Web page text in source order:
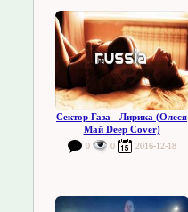
Сектор Газа - Лирика (Олеся
Май Deep Cover)
0 0 2016-12-18